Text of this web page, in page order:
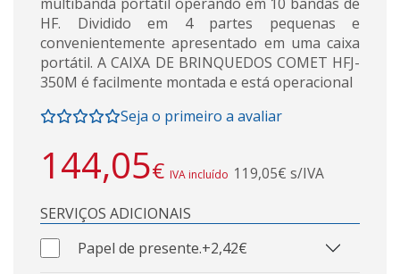
HF. Dividido em 4 partes pequenas e
convenientemente apresentado em uma caixa
portátil. A CAIXA DE BRINQUEDOS COMET HFJ-
350M é facilmente montada e está operacional
Seja o primeiro a avaliar
144,05€ IVA incluído 119,05€ s/IVA
SERVIÇOS ADICIONAIS
Papel de presente.+2,42€